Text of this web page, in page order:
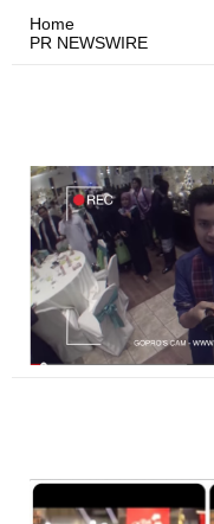
Home
PR NEWSWIRE